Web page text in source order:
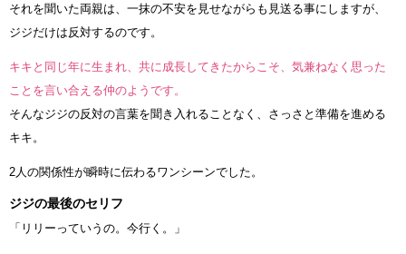
それを聞いた両親は、一抹の不安を見せながらも見送る事にしますが、
ジジだけは反対するのです。
キキと同じ年に生まれ、共に成長してきたからこそ、気兼ねなく思った
ことを言い合える仲のようです。
そんなジジの反対の言葉を聞き入れることなく、さっさと準備を進める
キキ。
2人の関係性が瞬時に伝わるワンシーンでした。
ジジの最後のセリフ
「リリーっていうの。今行く。」